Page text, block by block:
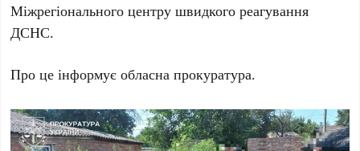
Міжрегіонального центру швидкого реагування
ДСНС.
Про це інформує обласна прокуратура.